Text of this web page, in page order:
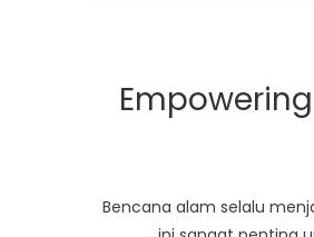
Bencana alam selalu